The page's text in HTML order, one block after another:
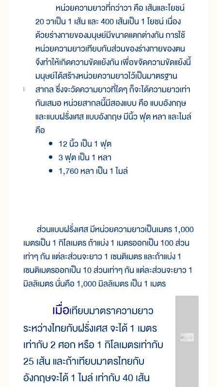
หน่วยความยาวที่กว่าวา คือ เส้นและโยชน์
20 วาเป็น 1 เส้น และ 400 เส้นเป็น 1 โยชน์ เนื่อง
ด้วยร่างกายของมนุษย์มีขนาดแตกต่างกัน การใช้
หน่วยความยาวเทียบกับส่วนของร่างกายของตน
จึงทำให้เกิดความขัดแย้งกัน เพื่อขจัดความขัดแย้งนี้
มนุษย์ได้สร้างหน่วยความยาวไว้เป็นมาตรฐาน
สากล ซึ่งจะวัดความยาวที่ใดๆ ก็จะได้ความยาวเท่า
กันเสมอ หน่วยสากลนี้มีสองแบบ คือ แบบอังกฤษ
และแบบฝรั่งเศส แบบอังกฤษ มีนิ้ว ฟุต หลา และไมล์
คือ
12 นิ้ว เป็น 1 ฟุต
3 ฟุต เป็น 1 หลา
1,760 หลา เป็น 1 ไมล์
ส่วนแบบฝรั่งเศส มีหน่วยความยาวเป็นเมตร 1,000
เมตรเป็น 1 กิโลเมตร ถ้าแบ่ง 1 เมตรออกเป็น 100 ส่วน
เท่าๆ กัน แต่ละส่วนจะยาว 1 เซนติเมตร และถ้าแบ่ง 1
เซนติเมตรออกเป็น 10 ส่วนเท่าๆ กัน แต่ละส่วนจะยาว 1
มิลลิเมตร นั่นคือ 1,000 มิลลิเมตร เป็น 1 เมตร
เมื่อเทียบมาตราความยาว
ระหว่างไทยกับฝรั่งเศส จะได้ 1 เมตร
เท่ากับ 2 ศอก หรือ 1 กิโลเมตรเท่ากับ
25 เส้น และถ้าเทียบมาตรไทยกับ
อังกฤษจะได้ 1 ไมล์ เท่ากับ 40 เส้น